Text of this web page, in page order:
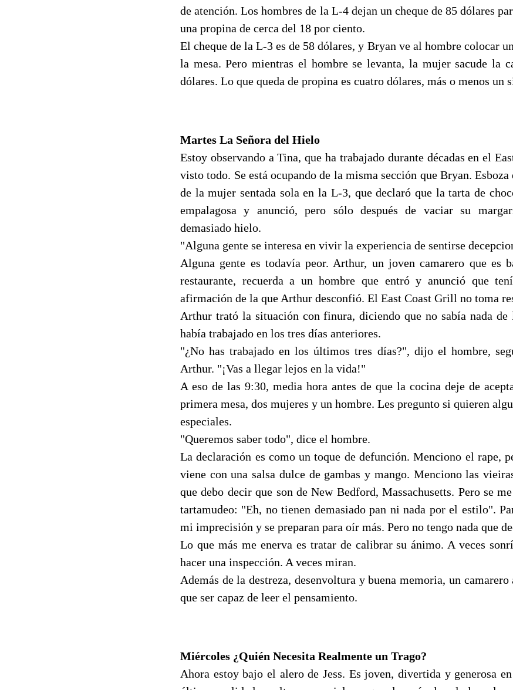
de atención. Los hombres de la L-4 dejan un cheque de 85 dólares
una propina de cerca del 18 por ciento.
El cheque de la L-3 es de 58 dólares, y Bryan ve al hombre colocar
la mesa. Pero mientras el hombre se levanta, la mujer sacude la
dólares. Lo que queda de propina es cuatro dólares, más o menos un
Martes La Señora del Hielo
Estoy observando a Tina, que ha trabajado durante décadas en el
visto todo. Se está ocupando de la misma sección que Bryan.
de la mujer sentada sola en la L-3, que declaró que la tarta de
empalagosa y anunció, pero sólo después de vaciar su
demasiado hielo.
"Alguna gente se interesa en vivir la experiencia de sentirse
Alguna gente es todavía peor. Arthur, un joven camarero que es
restaurante, recuerda a un hombre que entró y anunció que
afirmación de la que Arthur desconfió. El East Coast Grill no toma
Arthur trató la situación con finura, diciendo que no sabía nada de
había trabajado en los tres días anteriores.
"¿No has trabajado en los últimos tres días?", dijo el hombre,
Arthur. "¡Vas a llegar lejos en la vida!"
A eso de las 9:30, media hora antes de que la cocina deje de
primera mesa, dos mujeres y un hombre. Les pregunto si quieren
especiales.
"Queremos saber todo", dice el hombre.
La declaración es como un toque de defunción. Menciono el rape,
viene con una salsa dulce de gambas y mango. Menciono las
que debo decir que son de New Bedford, Massachusetts. Pero se
tartamudeo: "Eh, no tienen demasiado pan ni nada por el estilo".
mi imprecisión y se preparan para oír más. Pero no tengo nada que
Lo que más me enerva es tratar de calibrar su ánimo. A veces
hacer una inspección. A veces miran.
Además de la destreza, desenvoltura y buena memoria, un camarero
que ser capaz de leer el pensamiento.
Miércoles ¿Quién Necesita Realmente un Trago?
Ahora estoy bajo el alero de Jess. Es joven, divertida y generosa